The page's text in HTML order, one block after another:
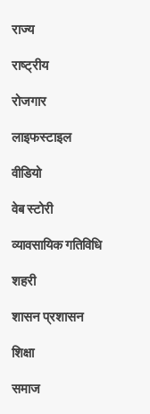
राज्य
राष्ट्रीय
रोजगार
लाइफस्टाइल
वीडियो
वेब स्टोरी
व्यावसायिक गतिविधि
शहरी
शासन प्रशासन
शिक्षा
समाज